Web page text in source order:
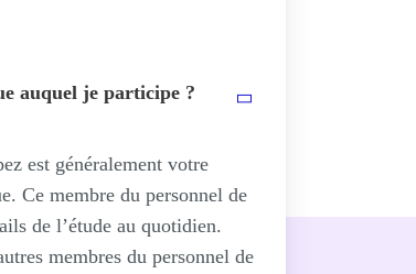
auquel je participe ?
est généralement votre
Ce membre du personnel de
de l’étude au quotidien.
membres du personnel de